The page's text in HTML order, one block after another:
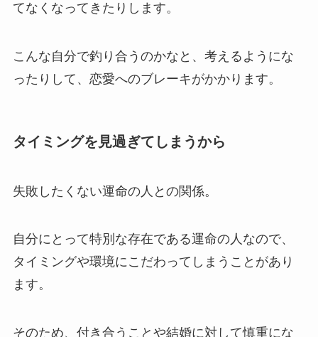
てなくなってきたりします。
こんな自分で釣り合うのかなと、考えるようにな
ったりして、恋愛へのブレーキがかかります。
タイミングを見過ぎてしまうから
失敗したくない運命の人との関係。
自分にとって特別な存在である運命の人なので、
タイミングや環境にこだわってしまうことがあり
ます。
そのため、付き合うことや結婚に対して慎重にな